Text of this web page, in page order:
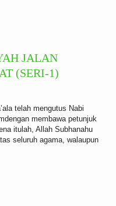
JALAN
(SERI-1)
telah mengutus Nabi
membawa petunjuk
itulah, Allah Subhanahu
seluruh agama, walaupun